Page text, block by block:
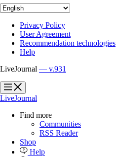
Privacy Policy
User Agreement
Recommendation technologies
Help
LiveJournal — v.931
?
?
LiveJournal
Find more
Communities
RSS Reader
Shop
Help